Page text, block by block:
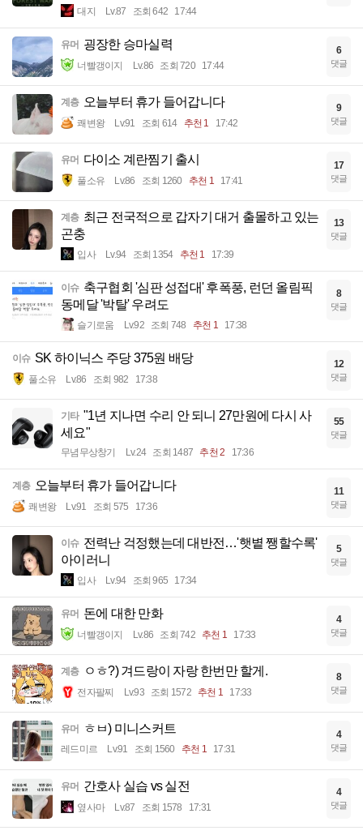
대지 Lv.87 조회 642 17:44
유머 굉장한 승마실력
너빨갱이지 Lv.86 조회 720 17:44
6
댓글
계층 오늘부터 휴가 들어갑니다
쾌변왕 Lv.91 조회 614 추천 1 17:42
9
댓글
유머 다이소 계란찜기 출시
풀소유 Lv.86 조회 1260 추천 1 17:41
17
댓글
계층 최근 전국적으로 갑자기 대거 출몰하고 있는
곤충
입사 Lv.94 조회 1354 추천 1 17:39
13
댓글
이슈 축구협회 '심판 성접대' 후폭풍, 런던 올림픽
동메달 '박탈' 우려도
슬기로움 Lv.92 조회 748 추천 1 17:38
8
댓글
이슈 SK 하이닉스 주당 375원 배당
풀소유 Lv.86 조회 982 17:38
12
댓글
기타 "1년 지나면 수리 안 되니 27만원에 다시 사
세요"
무념무상창기 Lv.24 조회 1487 추천 2 17:36
55
댓글
계층 오늘부터 휴가 들어갑니다
쾌변왕 Lv.91 조회 575 17:36
11
댓글
이슈 전력난 걱정했는데 대반전…'햇볕 쨍할수록'
아이러니
입사 Lv.94 조회 965 17:34
5
댓글
유머 돈에 대한 만화
너빨갱이지 Lv.86 조회 742 추천 1 17:33
4
댓글
계층 ㅇㅎ?) 겨드랑이 자랑 한번만 할게.
전자팔찌 Lv.93 조회 1572 추천 1 17:33
8
댓글
유머 ㅎㅂ) 미니스커트
레드미르 Lv.91 조회 1560 추천 1 17:31
4
댓글
유머 간호사 실습 vs 실전
옆사마 Lv.87 조회 1578 17:31
4
댓글